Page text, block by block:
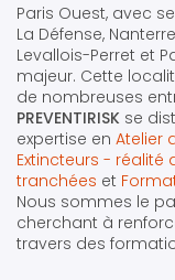
Paris Ouest, avec
La Défense,
Levallois-Perret et
majeur. Cette
de nombreuses
PREVENTIRISK se
expertise en Atelier
Extincteurs - réalité
tranchées et
Nous sommes le
cherchant à
travers des